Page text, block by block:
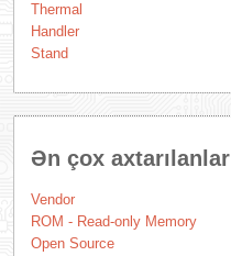
Thermal
Handler
Stand
Ən çox axtarılanlar
Vendor
ROM - Read-only Memory
Open Source